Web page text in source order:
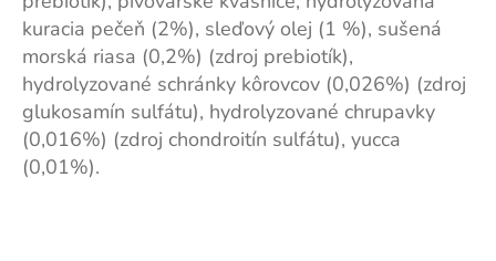
kuracia pečeň (2%), sleďový olej (1 %), sušená
morská riasa (0,2%) (zdroj prebiotík),
hydrolyzované schránky kôrovcov (0,026%) (zdroj
glukosamín sulfátu), hydrolyzované chrupavky
(0,016%) (zdroj chondroitín sulfátu), yucca
(0,01%).